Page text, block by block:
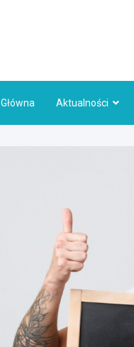
Główna Aktualności